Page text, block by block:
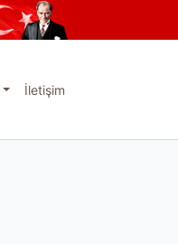
İletişim